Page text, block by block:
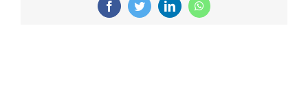
FacebookTwitterLinkedInWhatsApp